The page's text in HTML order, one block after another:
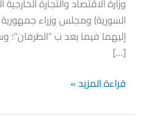
وزارة الاقتصاد والتجارة
السورية) ومجلس وزراء جمهورية
إليهما فیما بعد ب
[…]
قراءة المزيد »